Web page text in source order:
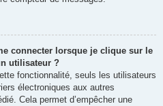
connecter lorsque je clique sur le
utilisateur ?
fonctionnalité, seuls les utilisateurs
électroniques aux autres
Cela permet d’empêcher une